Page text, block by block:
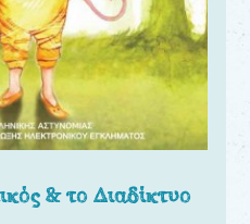
& το Διαδίκτυο